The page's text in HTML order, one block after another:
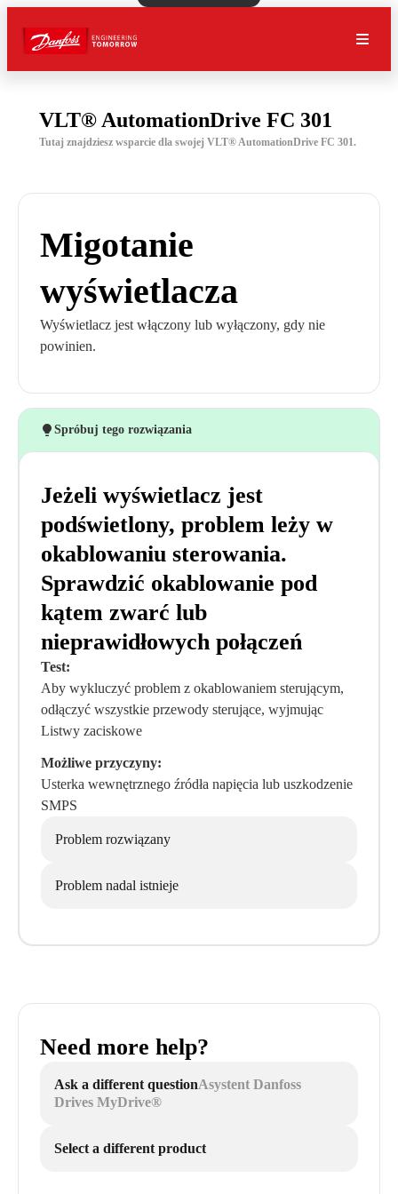
VLT® AutomationDrive FC 301
Tutaj znajdziesz wsparcie dla swojej VLT® AutomationDrive FC 301.
Migotanie
wyświetlacza
Wyświetlacz jest włączony lub wyłączony, gdy nie
powinien.
Spróbuj tego rozwiązania
Jeżeli wyświetlacz jest
podświetlony, problem leży w
okablowaniu sterowania.
Sprawdzić okablowanie pod
kątem zwarć lub
nieprawidłowych połączeń
Test:
Aby wykluczyć problem z okablowaniem sterującym,
odłączyć wszystkie przewody sterujące, wyjmując
Listwy zaciskowe
Możliwe przyczyny:
Usterka wewnętrznego źródła napięcia lub uszkodzenie
SMPS
Problem rozwiązany
Problem nadal istnieje
Need more help?
Ask a different questionAsystent Danfoss
Drives MyDrive®
Select a different product